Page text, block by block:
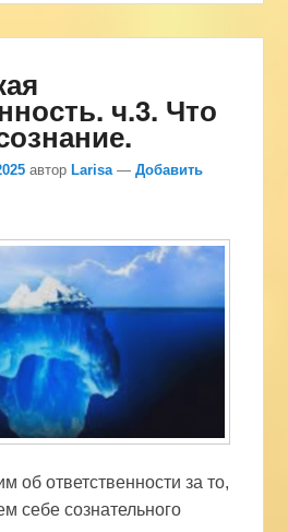
ч.3. Что
автор Larisa —Добавить
об ответственности за то,
себе сознательного